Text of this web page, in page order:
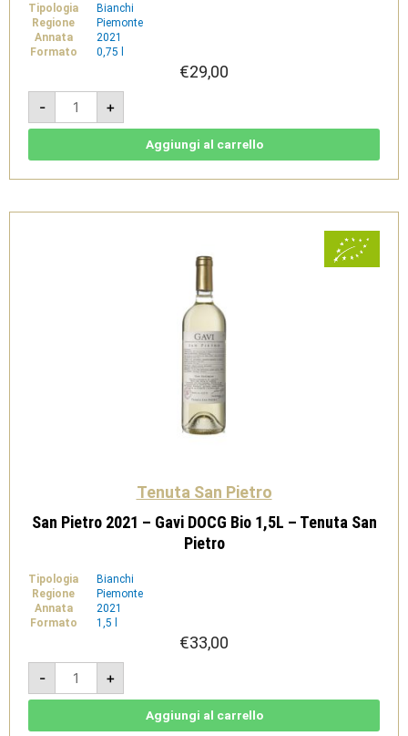
Tipologia
Bianchi
Regione
Piemonte
Annata
2021
Formato
0,75 l
€29,00
-
Il
Mandorlo
2021
-
-
Pietro
+
Aggiungi al carrello
Tenuta San Pietro
San Pietro 2021 – Gavi DOCG Bio 1,5L – Tenuta San
Pietro
Tipologia
Bianchi
Regione
Piemonte
Annata
2021
Formato
1,5 l
€33,00
-
San
Pietro
2021
-
+
Aggiungi al carrello